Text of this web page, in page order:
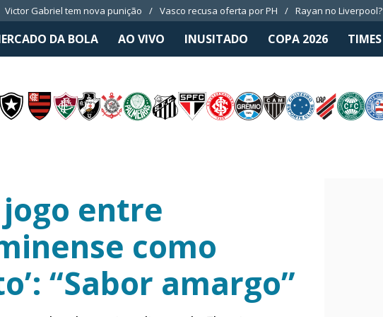
Victor Gabriel tem nova punição Vasco recusa oferta por PH Rayan no Liverpool?
DA BOLA AO VIVO INUSITADO COPA 2026 TIMES
entre
como
“Sabor amargo”